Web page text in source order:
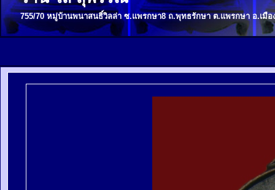
755/70 หมู่บ้านพนาสนธิ์วิลล่า ซ.แพรกษา8 ถ.พุทธรักษา ต.แพรกษา อ.เมือ